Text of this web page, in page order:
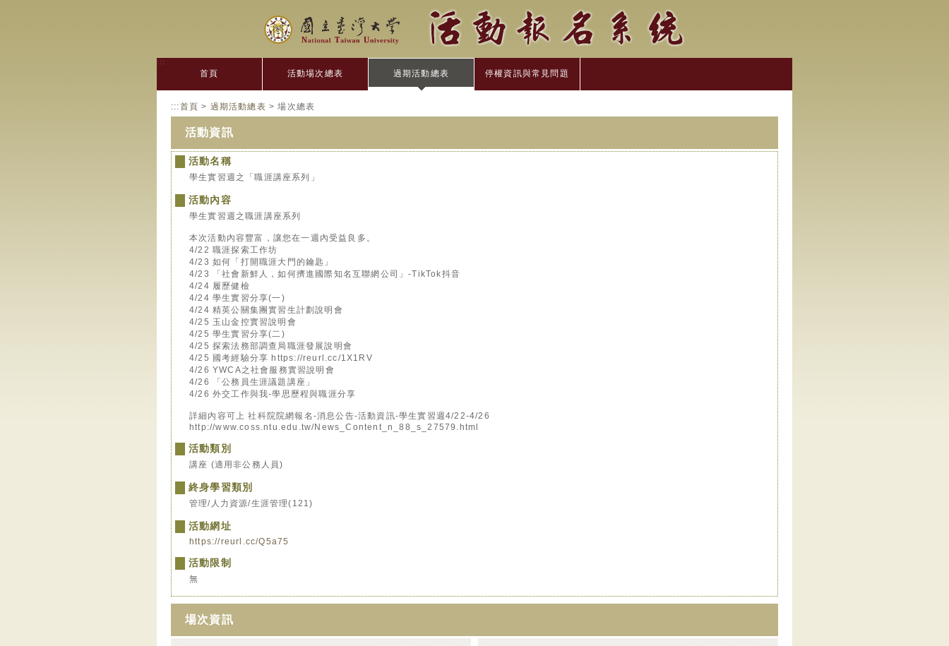
:::
首頁 活動場次總表 過期活動總表 停權資訊與常見問題
:::首頁 > 過期活動總表 > 場次總表
活動資訊
活動名稱
學生實習週之「職涯講座系列」
活動內容
學生實習週之職涯講座系列
本次活動內容豐富，讓您在一週內受益良多。
4/22 職涯探索工作坊
4/23 如何「打開職涯大門的鑰匙」
4/23 「社會新鮮人，如何擠進國際知名互聯網公司」-TikTok抖音
4/24 履歷健檢
4/24 學生實習分享(一)
4/24 精英公關集團實習生計劃說明會
4/25 玉山金控實習說明會
4/25 學生實習分享(二)
4/25 探索法務部調查局職涯發展說明會
4/25 國考經驗分享 https://reurl.cc/1X1RV
4/26 YWCA之社會服務實習說明會
4/26 「公務員生涯議題講座」
4/26 外交工作與我-學思歷程與職涯分享
詳細內容可上 社科院院網報名-消息公告-活動資訊-學生實習週4/22-4/26
http://www.coss.ntu.edu.tw/News_Content_n_88_s_27579.html
活動類別
講座 (適用非公務人員)
終身學習類別
管理/人力資源/生涯管理(121)
活動網址
https://reurl.cc/Q5a75
活動限制
無
場次資訊